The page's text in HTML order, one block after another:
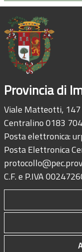
Provincia di
Viale Matteotti,
Centralino 0183
Posta elettronica:
Posta Elettronica
C.F. e P.IVA